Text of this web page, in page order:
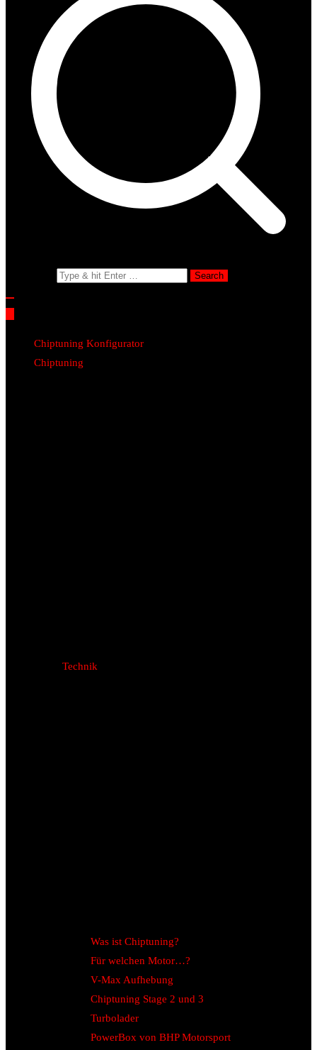
Chiptuning Konfigurator
Chiptuning
Technik
Was ist Chiptuning?
Für welchen Motor…?
V-Max Aufhebung
Chiptuning Stage 2 und 3
Turbolader
PowerBox von BHP Motorsport